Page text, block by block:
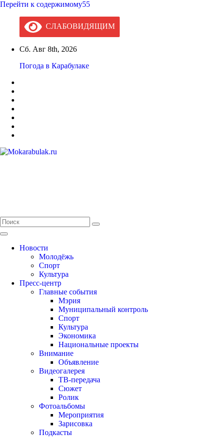
Перейти к содержимому55
СЛАБОВИДЯЩИМ
Сб. Авг 8th, 2026
Погода в Карабулаке
Новости
Молодёжь
Спорт
Культура
Пресс-центр
Главные события
Мэрия
Муниципальный контроль
Спорт
Культура
Экономика
Национальные проекты
Внимание
Объявление
Видеогалерея
ТВ-передача
Сюжет
Ролик
Фотоальбомы
Мероприятия
Зарисовка
Подкасты